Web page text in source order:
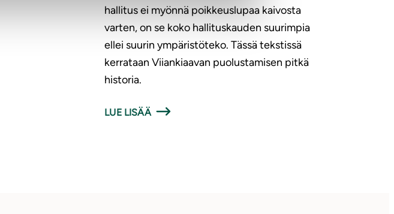
hallitus ei myönnä poikkeuslupaa kaivosta
varten, on se koko hallituskauden suurimpia
ellei suurin ympäristöteko. Tässä tekstissä
kerrataan Viiankiaavan puolustamisen pitkä
historia.
LUE LISÄÄ